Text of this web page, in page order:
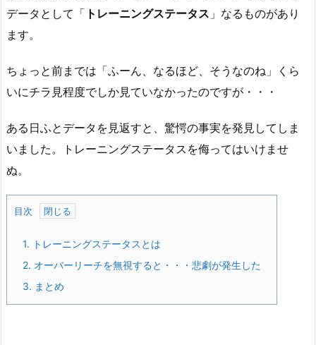
データとして「 トレーニングステータス 」なるものがあり
ます。
ちょっと前までは「ふーん、なるほど、そうなのね」くら
いにチラ見程度でしか見ていなかったのですが・・・
ある日ふとデータを見返すと、驚愕の事実を発見してしま
いました。トレーニングステータスを侮ってはいけませ
ぬ。
目次
1. トレーニングステータスとは
2. オーバーリーチを無視すると・・・悲劇が発生した
3. まとめ